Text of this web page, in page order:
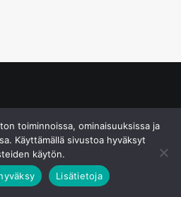
toiminnoissa, ominaisuuksissa ja
Käyttämällä sivustoa hyväksyt
käytön.
Lisätietoja